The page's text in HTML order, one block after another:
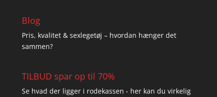
Blog
Pris, kvalitet & sexlegetøj – hvordan hænger det
sammen?
TILBUD spar op til 70%
Se hvad der ligger i rodekassen - her kan du virkelig